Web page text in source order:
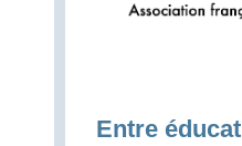
Entre